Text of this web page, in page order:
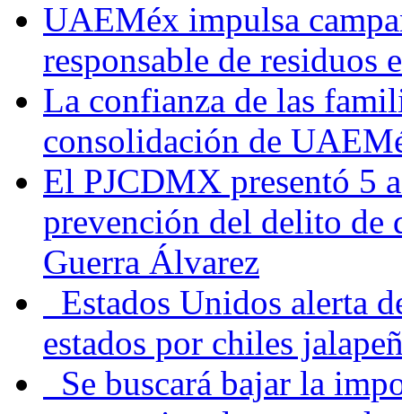
UAEMéx impulsa
responsable de residuos
La confianza de las
consolidación de
El PJCDMX presentó 5
prevención del delito de
Guerra Álvarez
Estados Unidos alerta
estados por chiles
Se buscará bajar la